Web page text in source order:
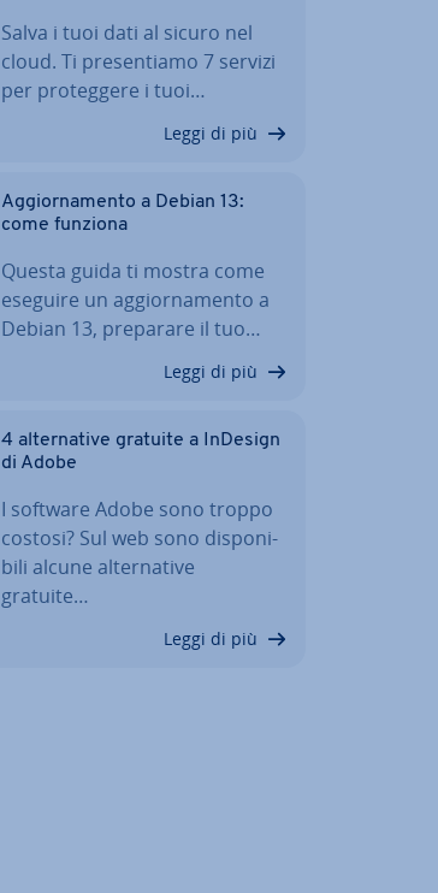
Salva i tuoi dati al sicuro nel
cloud. Ti pre­sen­tia­mo 7 servizi
per pro­teg­ge­re i tuoi…
Leggi di più
Ag­gior­na­men­to a Debian 13:
come funziona
Questa guida ti mostra come
eseguire un ag­gior­na­men­to a
Debian 13, preparare il tuo…
Leggi di più
4 al­ter­na­ti­ve gratuite a InDesign
di Adobe
I software Adobe sono troppo
costosi? Sul web sono di­spo­ni­
bi­li alcune al­ter­na­ti­ve
gratuite…
Leggi di più